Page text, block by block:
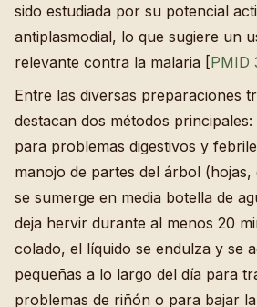
sido estudiada por su potencial
antiplasmodial, lo que sugiere un
relevante contra la malaria [PMID
Entre las diversas preparaciones
destacan dos métodos
para problemas digestivos y
manojo de partes del árbol
se sumerge en media botella de
deja hervir durante al menos 20
colado, el líquido se endulza y se
pequeñas a lo largo del día para
problemas de riñón o para bajar